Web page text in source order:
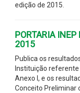
edição de 2015.
PORTARIA INEP
2015
Publica os
Instituição
Anexo I, e os
Conceito Preliminar